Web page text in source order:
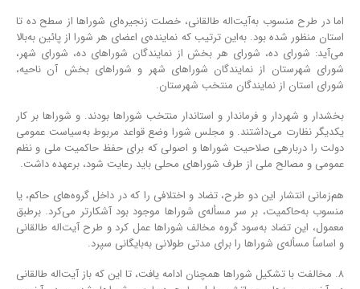
اما در طرح منسوب به‌آیت‌اله طالقانی، خصلت زنجیره‌ای شوراها از سطح ده تا
استان منظور شده بود. به‌این ترتیب که نماینده‌ی اعضای هر شورا از پائین به‌بالا
می‌آید: شورای ده، شورای هر بخش از نمایندگان شوراهای ده، شورای شهر،
شورای شهرستان از نمایندگان شوراهای شهر و شوراهای بخش آن ناحیه،
شورای استان از نمایندگان منتخب شهرستان.
بخشدار و شهردار و فرماندار و استاندار منتخب شوراها بودند. و شوراها بر کار
یکدیگر نظارت می‌داشتند. و مجلس شورا وضع قواعد مربوط به‌سیاست عمومی
دولت را دربارهی صلاحیت شوراها و اصولی که برای حفظ حاکمیت ملی و نظم
عمومی و مصالح ملی از طرف شوراهای محلی باید رعایت شود، برعهده داشت.
هم‌زمانی انتشار این دو طرح، تضاد و اختلافی را که در داخل گروه‌های حاکم، یا
منسوب به‌حاکمیت، بر سر مسأله‌ی شوراها موجود بود آشکارتر می‌کرد. برطبق
معمول، این تضاد به‌سود گروه مخالف شوراها عمل کرد و طرح آیت‌اله طالقانی
و اساساً مسأله‌ی شوراها را برای مدتی طولانی به‌بایگانی سپرد.
۸. مخالفت با تشکیل شوراها همچنان ادامه یافت، تا این که باز آیت‌اله طالقانی